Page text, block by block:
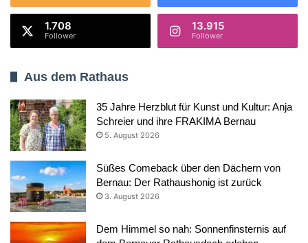
1.708
Follower
13.915
Follower
Aus dem Rathaus
35 Jahre Herzblut für Kunst und Kultur: Anja
Schreier und ihre FRAKIMA Bernau
5. August 2026
Süßes Comeback über den Dächern von
Bernau: Der Rathaushonig ist zurück
3. August 2026
Dem Himmel so nah: Sonnenfinsternis auf